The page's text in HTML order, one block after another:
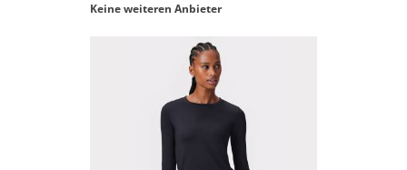
Keine weiteren Anbieter